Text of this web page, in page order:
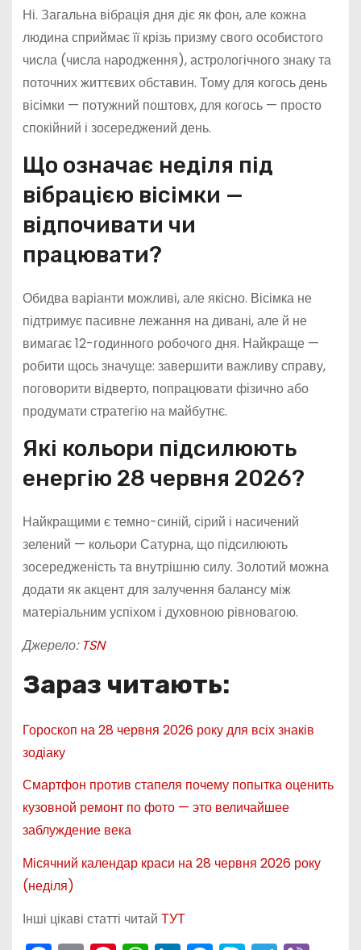
Ні. Загальна вібрація дня діє як фон, але кожна
людина сприймає її крізь призму свого особистого
числа (числа народження), астрологічного знаку та
поточних життєвих обставин. Тому для когось день
вісімки — потужний поштовх, для когось — просто
спокійний і зосереджений день.
Що означає неділя під
вібрацією вісімки —
відпочивати чи
працювати?
Обидва варіанти можливі, але якісно. Вісімка не
підтримує пасивне лежання на дивані, але й не
вимагає 12-годинного робочого дня. Найкраще —
робити щось значуще: завершити важливу справу,
поговорити відверто, попрацювати фізично або
продумати стратегію на майбутнє.
Які кольори підсилюють
енергію 28 червня 2026?
Найкращими є темно-синій, сірий і насичений
зелений — кольори Сатурна, що підсилюють
зосередженість та внутрішню силу. Золотий можна
додати як акцент для залучення балансу між
матеріальним успіхом і духовною рівновагою.
Джерело: TSN
Зараз читають:
Гороскоп на 28 червня 2026 року для всіх знаків
зодіаку
Смартфон против стапеля почему попытка оценить
кузовной ремонт по фото — это величайшее
заблуждение века
Місячний календар краси на 28 червня 2026 року
(неділя)
Інші цікаві статті читай ТУТ